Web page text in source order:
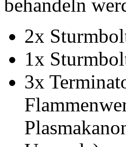
behandeln
2x
1x
3x